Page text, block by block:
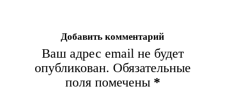
Добавить комментарий
Ваш адрес email не будет
опубликован. Обязательные
поля помечены *